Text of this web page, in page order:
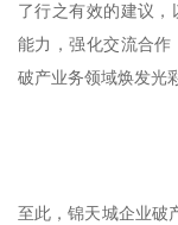
了行之有效的建议
能力，强化交流合
破产业务领域焕发光
至此，锦天城企业破